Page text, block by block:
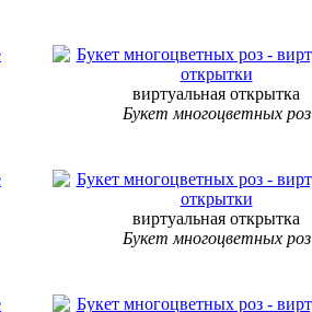
виртуальная открытка
Букет многоцветных роз
виртуальная открытка
Букет многоцветных роз